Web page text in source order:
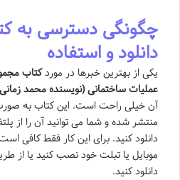
چگونگی دسترسی به
دانلود و استفاده
یکی از بهترین خبرها در موردکتاب
عملیات ساختمانی (نویسنده محمد
منتشر شده و شما می توانید آن را از
دانلود کنید. برای این کار فقط کافی
موبایل یا تبلت خود نصب کنید یا از
دانلود کنید.